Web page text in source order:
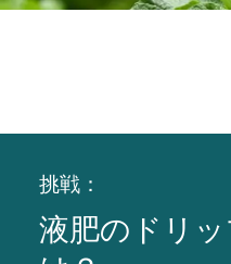
挑戦：
液肥のドリ